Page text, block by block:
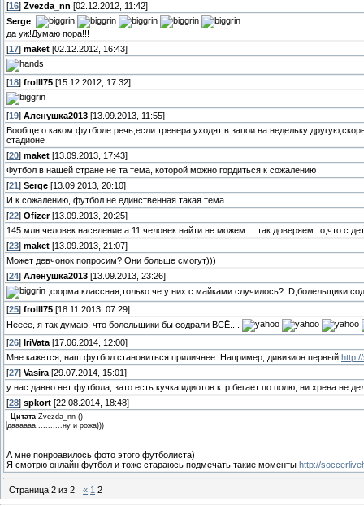
[16] Zvezda_nn [02.12.2012, 11:42]
Serge
да уж!Думаю пора!!!
[17] maket [02.12.2012, 16:43]
[18] frolll75 [15.12.2012, 17:32]
[19] Аленушка2013 [13.09.2013, 11:55]
Вообще о каком футболе речь,если тренера уходят в запои на недельку
стадионе
[20] maket [13.09.2013, 17:43]
Футбол в нашей стране не та тема, которой можно гордиться к сожалению
[21 ] Serge [13.09.2013, 20:10]
И к сожалению, футбол не единственная такая тема.
[22] Ofizer[13.09.2013, 20:25]
145 млн.человек население а 11 человек найти не можем.....так доверяем то,что с
[23] maket [13.09.2013, 21:07]
Может девчонок попросим? Они больше смогут)))
[24] Аленушка2013 [13.09.2013, 23:26]
,форма классная,только че у них с майками случилось? :D,болельщики
[25] frolll75 [18.11.2013, 07:29]
Нееее, я так думаю, что болельщики бы содрали ВСЁ....
[26] IriVata [17.06.2014, 12:00]
Мне кажется, наш футбол становиться приличнее. Например, дивизион первый
[27] Vasira [29.07.2014, 15:01]
у нас давно нет футбола, зато есть кучка идиотов ктр бегает по полю, ни хрена не
[28] spkort [22.08.2014, 18:48]
Цитата Zvezda_nn ()
даааааа...........ну и рожа)))
А мне понроавилось фото этого футболиста)
Я смотрю онлайн футбол и тоже стараюсь подмечать такие моменты http://
Страница 2 из 2 « 1 2